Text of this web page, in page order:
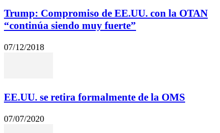
Trump: Compromiso de EE.UU. con la OTAN
“continúa siendo muy fuerte”
07/12/2018
EE.UU. se retira formalmente de la OMS
07/07/2020